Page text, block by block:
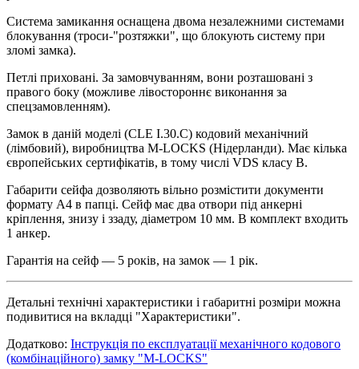
Система замикання оснащена двома незалежними системами
блокування (троси-"розтяжки", що блокують систему при
зломі замка).
Петлі приховані. За замовчуванням, вони розташовані з
правого боку (можливе лівостороннє виконання за
спецзамовленням).
Замок в даній моделі (CLE I.30.C) кодовий механічний
(лімбовий), виробництва M-LOCKS (Нідерланди). Має кілька
європейських сертифікатів, в тому числі VDS класу B.
Габарити сейфа дозволяють вільно розмістити документи
формату А4 в папці. Сейф має два отвори під анкерні
кріплення, знизу і ззаду, діаметром 10 мм. В комплект входить
1 анкер.
Гарантія на сейф — 5 років, на замок — 1 рік.
Детальні технічні характеристики і габаритні розміри можна
подивитися на вкладці "Характеристики".
Додатково: Інструкція по експлуатації механічного кодового
(комбінаційного) замку "M-LOCKS"